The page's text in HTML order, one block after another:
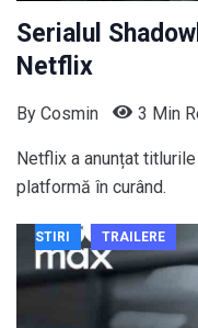
Serialul
Netflix
By Cosmin 3 Min
Netflix a anunțat
platformă în curând.
STIRI TRAILERE